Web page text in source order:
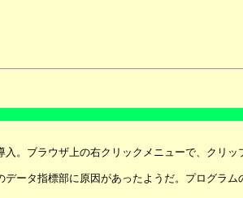
入。ブラウザ上の右クリックメニューで、クリッ
ータ指標部に原因があったようだ。プログラ